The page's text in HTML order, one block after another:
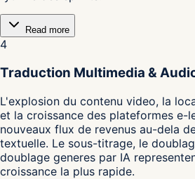
Read more
4
Traduction Multimedia &
L'explosion du contenu video, la
et la croissance des plateformes e-
nouveaux flux de revenus au-dela
textuelle. Le sous-titrage, le
doublage generes par IA
croissance la plus rapide.